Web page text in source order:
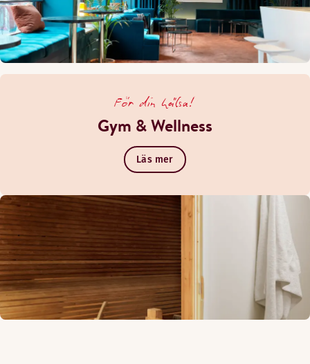
För din hälsa!
Gym & Wellness
Läs mer